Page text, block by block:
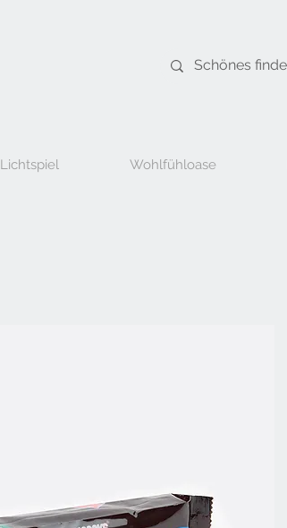
Lichtspiel Wohlfühloase